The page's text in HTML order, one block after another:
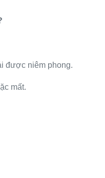
được niêm phong.
mất.